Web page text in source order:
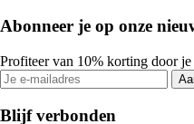
Abonneer je op onze
Profiteer van 10% korting door
Blijf verbonden